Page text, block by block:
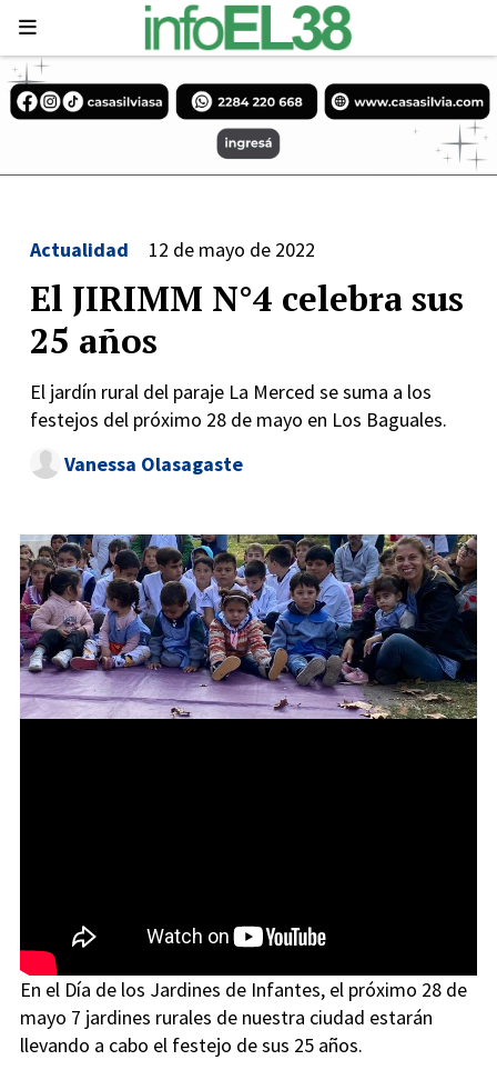
El JIRIMM N°4 celebra sus
25 años
El jardín rural del paraje La Merced se suma a los
festejos del próximo 28 de mayo en Los Baguales.
Actualidad 12 de mayo de 2022
Vanessa Olasagaste
En el Día de los Jardines de Infantes, el próximo 28 de
mayo 7 jardines rurales de nuestra ciudad estarán
llevando a cabo el festejo de sus 25 años.